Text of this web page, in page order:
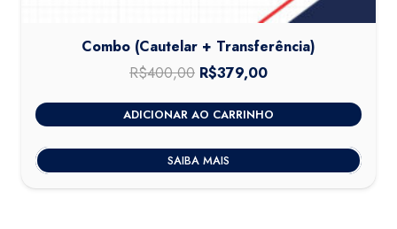
Combo (Cautelar + Transferência)
R$400,00 O
preço
original
era:
R$400,00.
R$379,00
preço
atual
é:
R$379,00.
ADICIONAR AO CARRINHO
SAIBA MAIS